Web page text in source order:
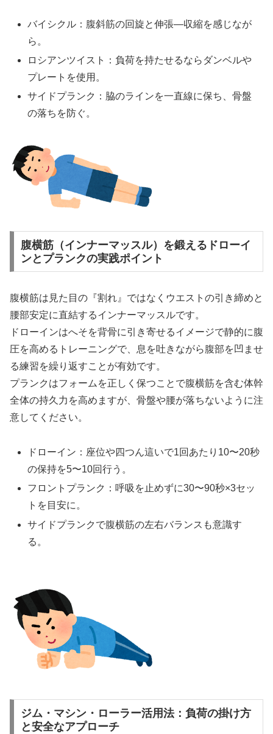
バイシクル：腹斜筋の回旋と伸張—収縮を感じなが
ら。
ロシアンツイスト：負荷を持たせるならダンベルや
プレートを使用。
サイドプランク：脇のラインを一直線に保ち、骨盤
の落ちを防ぐ。
腹横筋（インナーマッスル）を鍛えるドローイ
ンとプランクの実践ポイント
腹横筋は見た目の『割れ』ではなくウエストの引き締めと
腰部安定に直結するインナーマッスルです。
ドローインはへそを背骨に引き寄せるイメージで静的に腹
圧を高めるトレーニングで、息を吐きながら腹部を凹ませ
る練習を繰り返すことが有効です。
プランクはフォームを正しく保つことで腹横筋を含む体幹
全体の持久力を高めますが、骨盤や腰が落ちないように注
意してください。
ドローイン：座位や四つん這いで1回あたり10〜20秒
の保持を5〜10回行う。
フロントプランク：呼吸を止めずに30〜90秒×3セッ
トを目安に。
サイドプランクで腹横筋の左右バランスも意識す
る。
ジム・マシン・ローラー活用法：負荷の掛け方
と安全なアプローチ